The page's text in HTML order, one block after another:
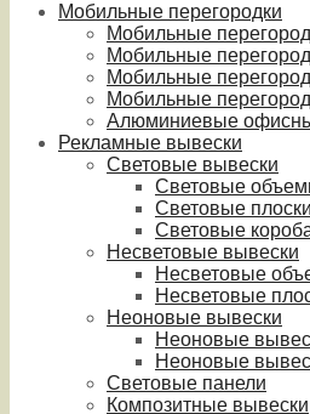
Мобильные перегородки
Мобильные
Мобильные
Мобильные
Мобильные
Алюминиевые
Рекламные вывески
Световые вывески
Световые
Световые
Световые
Несветовые вывески
Несветовые
Несветовые
Неоновые вывески
Неоновые
Неоновые
Световые панели
Композитные вывески